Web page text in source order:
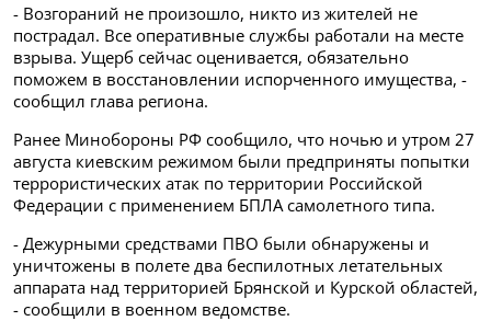
- Возгораний не произошло, никто из жителей не
пострадал. Все оперативные службы работали на месте
взрыва. Ущерб сейчас оценивается, обязательно
поможем в восстановлении испорченного имущества, -
сообщил глава региона.
Ранее Минобороны РФ сообщило, что ночью и утром 27
августа киевским режимом были предприняты попытки
террористических атак по территории Российской
Федерации с применением БПЛА самолетного типа.
- Дежурными средствами ПВО были обнаружены и
уничтожены в полете два беспилотных летательных
аппарата над территорией Брянской и Курской областей,
- сообщили в военном ведомстве.